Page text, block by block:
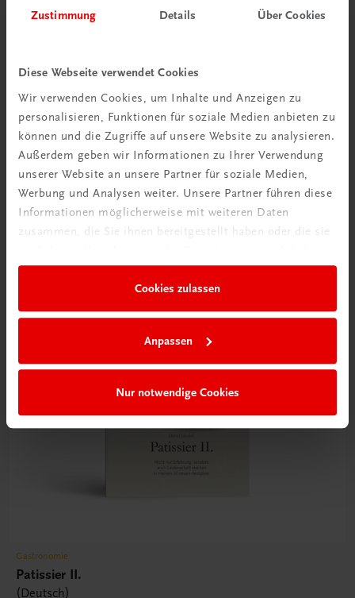
Zustimmung Details Über Cookies
Diese Webseite verwendet Cookies
Wir verwenden Cookies, um Inhalte und Anzeigen zu
personalisieren, Funktionen für soziale Medien anbieten zu
können und die Zugriffe auf unsere Website zu analysieren.
Außerdem geben wir Informationen zu Ihrer Verwendung
unserer Website an unsere Partner für soziale Medien,
Werbung und Analysen weiter. Unsere Partner führen diese
Informationen möglicherweise mit weiteren Daten
zusammen, die Sie ihnen bereitgestellt haben oder die sie
Cookies zulassen
Anpassen
Nur notwendige Cookies
Rabattcode erhalten
Newsletter abonnieren
& Versandkosten sparen
Jetzt anmelden
Gastronomie
Patissier II.
(Deutsch)